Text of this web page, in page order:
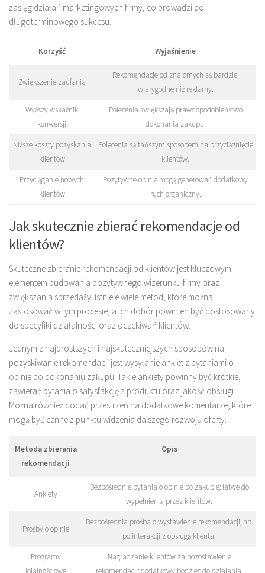
zasięg działań marketingowych firmy, co prowadzi do
długoterminowego sukcesu.
Korzyść Wyjaśnienie
Zwiększenie zaufania
Rekomendacje od znajomych są bardziej
wiarygodne niż reklamy.
Wyższy wskaźnik
konwersji
Polecenia zwiększają prawdopodobieństwo
dokonania zakupu.
Niższe koszty pozyskania
klientów
Polecenia są tańszym sposobem na przyciągnięcie
klientów.
Przyciąganie nowych
klientów
Pozytywne opinie mogą generować dodatkowy
ruch organiczny.
Jak skutecznie zbierać rekomendacje od
klientów?
Skuteczne zbieranie rekomendacji od klientów jest kluczowym
elementem budowania pozytywnego wizerunku firmy oraz
zwiększania sprzedaży. Istnieje wiele metod, które można
zastosować w tym procesie, a ich dobór powinien być dostosowany
do specyfiki działalności oraz oczekiwań klientów.
Jednym z najprostszych i najskuteczniejszych sposobów na
pozyskiwanie rekomendacji jest wysyłanie ankiet z pytaniami o
opinie po dokonaniu zakupu. Takie ankiety powinny być krótkie,
zawierać pytania o satysfakcję z produktu oraz jakość obsługi.
Można również dodać przestrzeń na dodatkowe komentarze, które
mogą być cenne z punktu widzenia dalszego rozwoju oferty.
Metoda zbierania
rekomendacji
Opis
Ankiety
Bezpośrednie pytania o opinie po zakupie; łatwe do
wypełnienia przez klientów.
Prośby o opinie
Bezpośrednia prośba o wystawienie rekomendacji, np.
po interakcji z obsługą klienta.
Programy
lojalnościowe
Nagradzanie klientów za pozostawienie
rekomendacji; dodatkowy bodziec do działania.